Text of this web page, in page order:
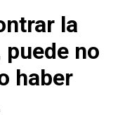
la
no
haber